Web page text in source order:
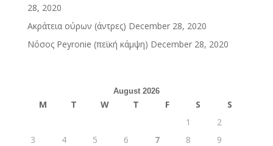
28, 2020
Ακράτεια ούρων (άντρες) December 28, 2020
Νόσος Peyronie (πεϊκή κάμψη) December 28, 2020
August 2026
M T W T F S
S
1
2
3
4 5 6 7 8
9